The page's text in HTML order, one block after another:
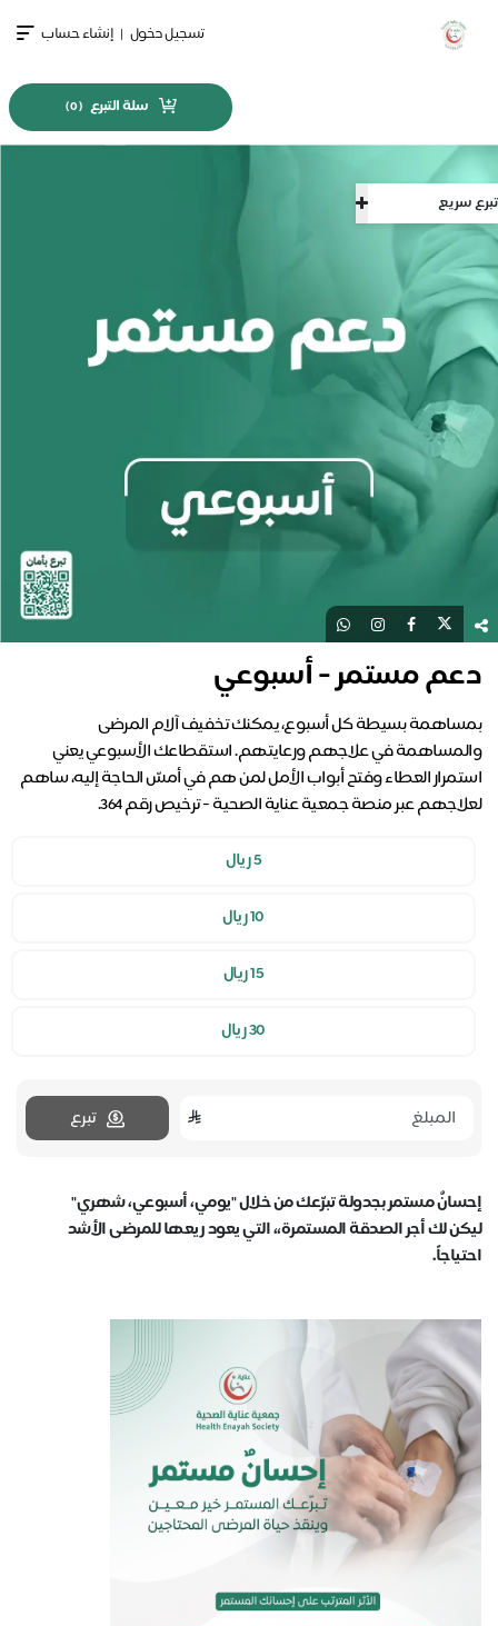
تبرع سريع
تسجيل دخول | إنشاء حساب
سلة التبرع (
0
)
دعم مستمر - أسبوعي
بمساهمة بسيطة كل أسبوع، يمكنك تخفيف آلام المرضى
والمساهمة في علاجهم ورعايتهم. استقطاعك الأسبوعي يعني
استمرار العطاء وفتح أبواب الأمل لمن هم في أمسّ الحاجة إليه، ساهم
لعلاجهم عبر منصة جمعية عناية الصحية - ترخيص رقم 364.
5 ريال
10 ريال
15 ريال
30 ريال
تبرع
إحسانٌ مستمر بجدولة تبرّعك من خلال "يومي، أسبوعي، شهري"
ليكن لك أجر الصدقة المستمرة،، التي يعود ريعها للمرضى الأشد
احتياجاً.